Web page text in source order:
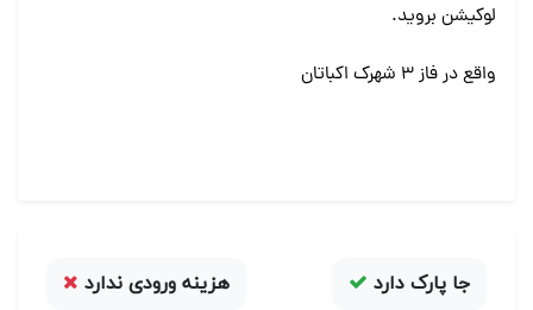
لوکیشن بروید.
واقع در فاز 3 شهرک اکباتان
جا پارک دارد هزینه ورودی ندارد